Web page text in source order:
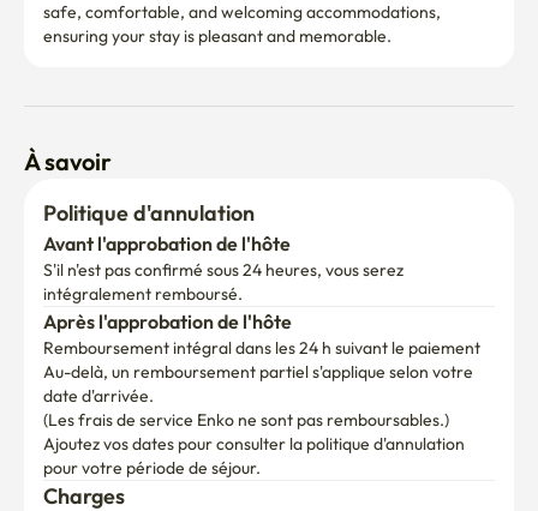
safe, comfortable, and welcoming accommodations,
ensuring your stay is pleasant and memorable.
À savoir
Politique d'annulation
Avant l'approbation de l'hôte
S'il n'est pas confirmé sous 24 heures, vous serez
intégralement remboursé.
Après l'approbation de l'hôte
Remboursement intégral dans les 24 h suivant le paiement
Au-delà, un remboursement partiel s'applique selon votre
date d'arrivée.
(Les frais de service Enko ne sont pas remboursables.)
Ajoutez vos dates pour consulter la politique d'annulation
pour votre période de séjour.
Charges